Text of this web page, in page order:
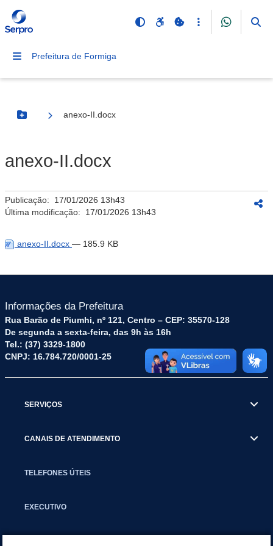
Prefeitura de Formiga
Botão Menu
anexo-II.docx
anexo-II.docx
Publicação: 17/01/2026 13h43
Última modificação: 17/01/2026 13h43
anexo-II.docx — 185.9 KB
Informações da Prefeitura
Rua Barão de Piumhi, nº 121, Centro – CEP: 35570-128
De segunda a sexta-feira, das 9h às 16h
Tel.: (37) 3329-1800
CNPJ: 16.784.720/0001-25
SERVIÇOS
CANAIS DE ATENDIMENTO
TELEFONES ÚTEIS
EXECUTIVO